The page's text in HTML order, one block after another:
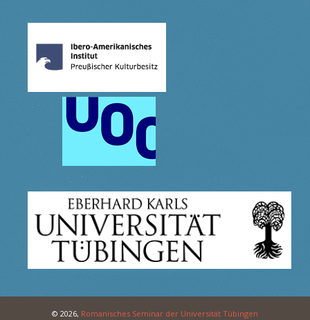
© 2026, Romanisches Seminar der Universität Tübingen